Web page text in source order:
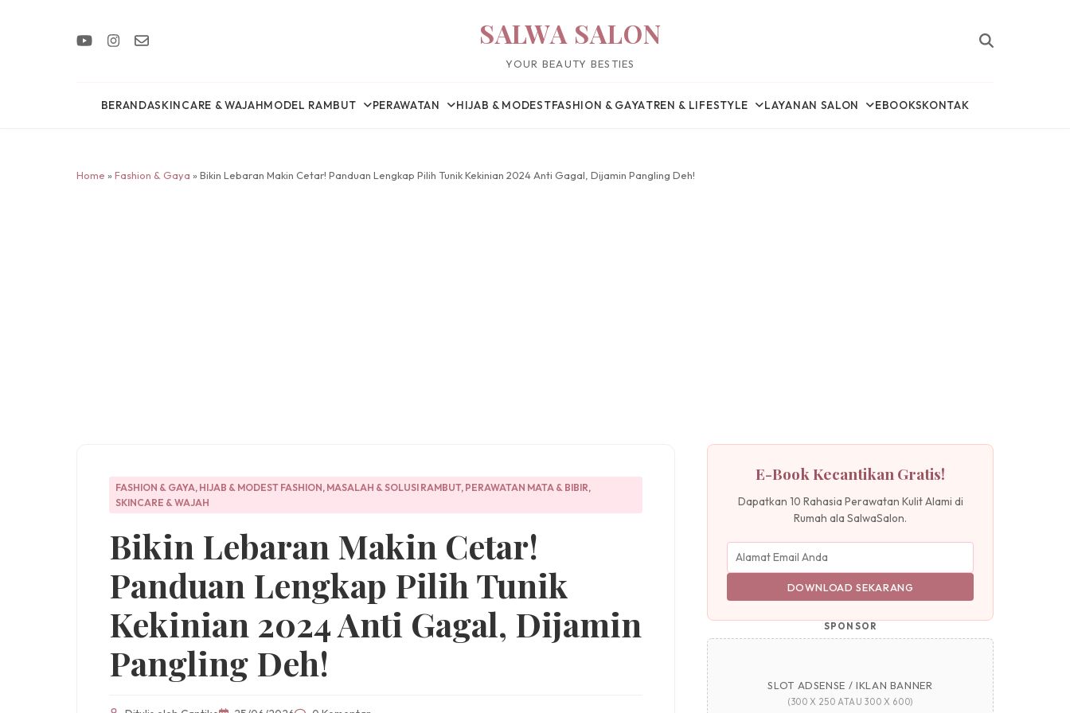
SALWA SALON
YOUR BEAUTY BESTIES
BERANDASKINCARE & WAJAHMODEL RAMBUT PERAWATAN HIJAB & MODESTFASHION & GAYATREN & LIFESTYLE LAYANAN SALON EBOOKSKONTAK
Home » Fashion & Gaya » Bikin Lebaran Makin Cetar! Panduan Lengkap Pilih Tunik Kekinian 2024 Anti Gagal, Dijamin Pangling Deh!
FASHION & GAYA, HIJAB & MODEST FASHION, MASALAH & SOLUSI RAMBUT, PERAWATAN MATA & BIBIR,
SKINCARE & WAJAH
Bikin Lebaran Makin Cetar!
Panduan Lengkap Pilih Tunik
Kekinian 2024 Anti Gagal, Dijamin
Pangling Deh!
E-Book Kecantikan Gratis!
Dapatkan 10 Rahasia Perawatan Kulit Alami di
Rumah ala SalwaSalon.
DOWNLOAD SEKARANG
SPONSOR
SLOT ADSENSE / IKLAN BANNER
(300 X 250 ATAU 300 X 600)